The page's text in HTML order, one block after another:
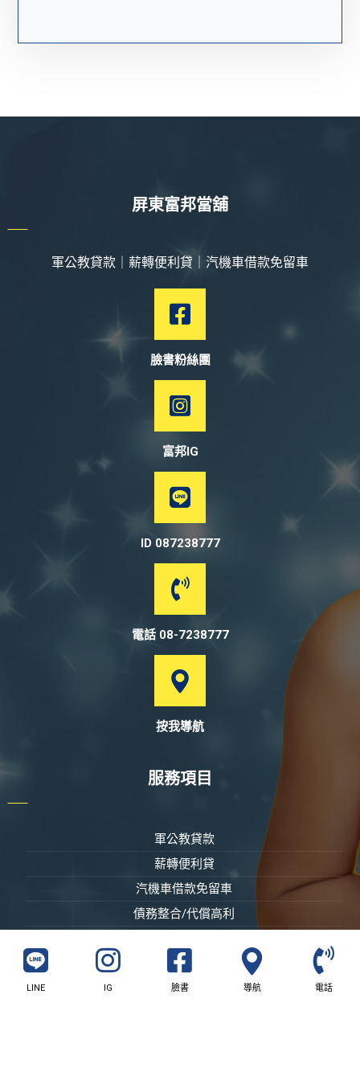
屏東富邦當舖
軍公教貸款｜薪轉便利貸｜汽機車借款免留車
臉書粉絲團
富邦IG
ID 087238777
電話 08-7238777
按我導航
服務項目
軍公教貸款
薪轉便利貸
汽機車借款免留車
債務整合/代償高利
LINE IG 臉書 導航 電話